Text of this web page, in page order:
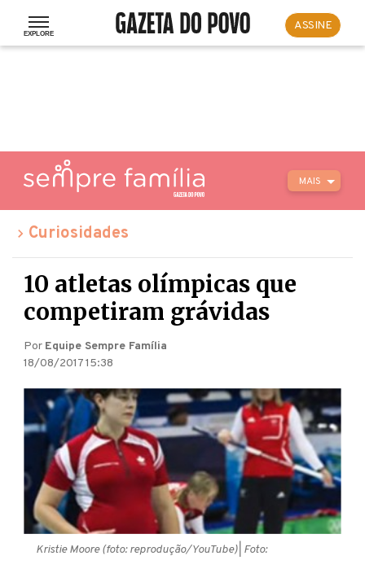
ASSINE
MAIS
Curiosidades
10 atletas olímpicas que
competiram grávidas
Por Equipe Sempre Família
18/08/2017 15:38
Kristie Moore (foto: reprodução/YouTube)| Foto: